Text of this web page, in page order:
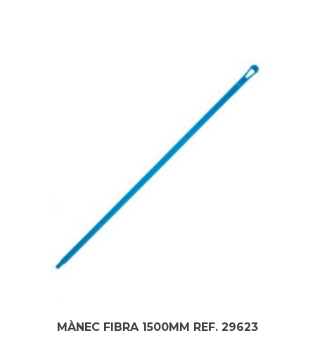
MÀNEC FIBRA 1500MM REF. 29623